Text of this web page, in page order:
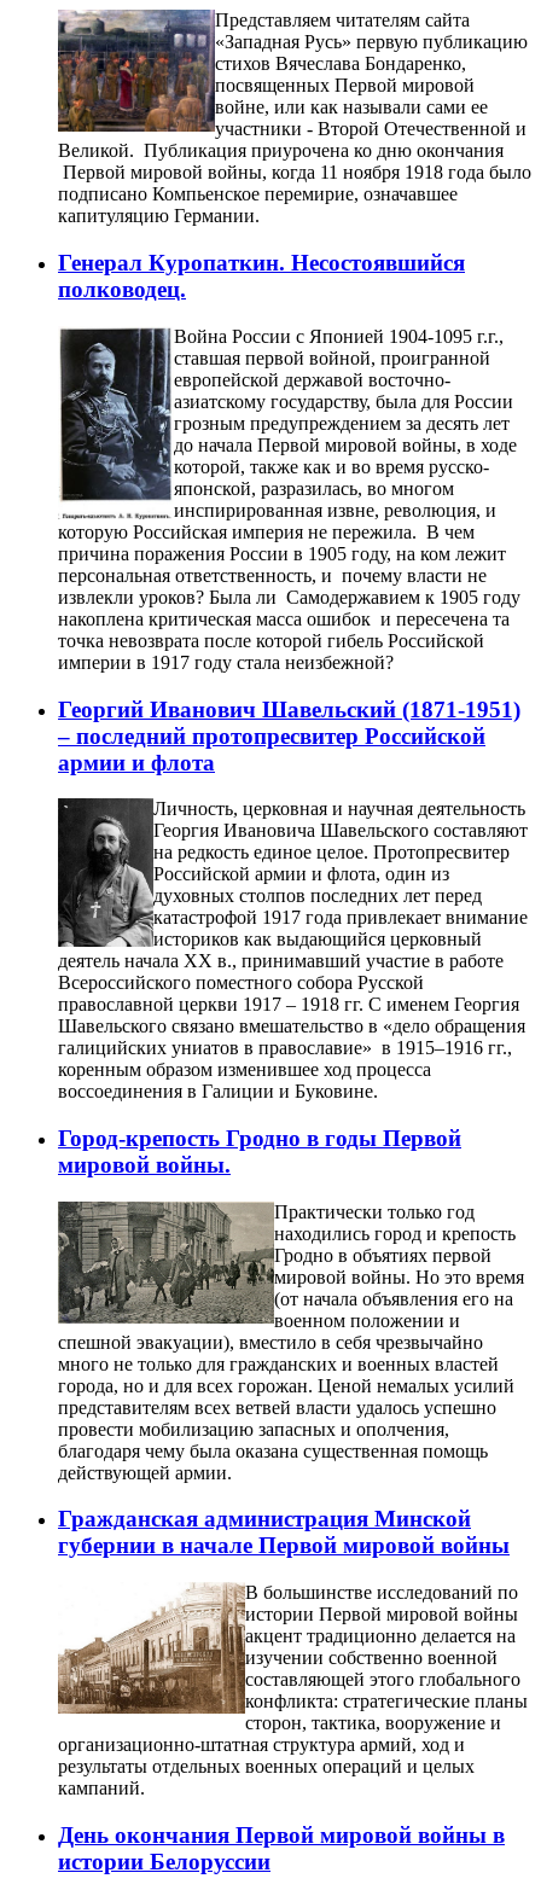
Представляем читателям сайта
«Западная Русь» первую публикацию
стихов Вячеслава Бондаренко,
посвященных Первой мировой
войне, или как называли сами ее
участники - Второй Отечественной и
Великой. Публикация приурочена ко дню окончания
Первой мировой войны, когда 11 ноября 1918 года было
подписано Компьенское перемирие, означавшее
капитуляцию Германии.
Генерал Куропаткин. Несостоявшийся
полководец.
Война России с Японией 1904-1095 г.г.,
ставшая первой войной, проигранной
европейской державой восточно-
азиатскому государству, была для России
грозным предупреждением за десять лет
до начала Первой мировой войны, в ходе
которой, также как и во время русско-
японской, разразилась, во многом
инспирированная извне, революция, и
которую Российская империя не пережила. В чем
причина поражения России в 1905 году, на ком лежит
персональная ответственность, и почему власти не
извлекли уроков? Была ли Самодержавием к 1905 году
накоплена критическая масса ошибок и пересечена та
точка невозврата после которой гибель Российской
империи в 1917 году стала неизбежной?
Георгий Иванович Шавельский (1871-1951)
– последний протопресвитер Российской
армии и флота
Личность, церковная и научная деятельность
Георгия Ивановича Шавельского составляют
на редкость единое целое. Протопресвитер
Российской армии и флота, один из
духовных столпов последних лет перед
катастрофой 1917 года привлекает внимание
историков как выдающийся церковный
деятель начала XX в., принимавший участие в работе
Всероссийского поместного собора Русской
православной церкви 1917 – 1918 гг. С именем Георгия
Шавельского связано вмешательство в «дело обращения
галицийских униатов в православие» в 1915–1916 гг.,
коренным образом изменившее ход процесса
воссоединения в Галиции и Буковине.
Город-крепость Гродно в годы Первой
мировой войны.
Практически только год
находились город и крепость
Гродно в объятиях первой
мировой войны. Но это время
(от начала объявления его на
военном положении и
спешной эвакуации), вместило в себя чрезвычайно
много не только для гражданских и военных властей
города, но и для всех горожан. Ценой немалых усилий
представителям всех ветвей власти удалось успешно
провести мобилизацию запасных и ополчения,
благодаря чему была оказана существенная помощь
действующей армии.
Гражданская администрация Минской
губернии в начале Первой мировой войны
В большинстве исследований по
истории Первой мировой войны
акцент традиционно делается на
изучении собственно военной
составляющей этого глобального
конфликта: стратегические планы
сторон, тактика, вооружение и
организационно-штатная структура армий, ход и
результаты отдельных военных операций и целых
кампаний.
День окончания Первой мировой войны в
истории Белоруссии